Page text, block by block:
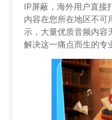
IP屏蔽，海外用户直接
内容在您所在地区不可
示，大量优质音频内
解决这一痛点而生的专